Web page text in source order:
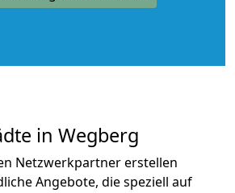
in Wegberg
Netzwerkpartner erstellen
Angebote, die speziell auf